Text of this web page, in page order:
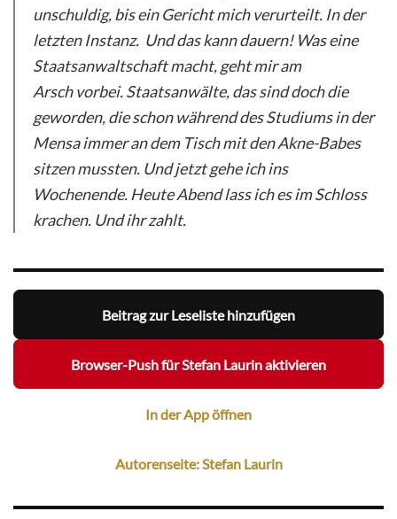
unschuldig, bis ein Gericht mich verurteilt. In der
letzten Instanz. Und das kann dauern! Was eine
Staatsanwaltschaft macht, geht mir am
Arsch vorbei. Staatsanwälte, das sind doch die
geworden, die schon während des Studiums in der
Mensa immer an dem Tisch mit den Akne-Babes
sitzen mussten. Und jetzt gehe ich ins
Wochenende. Heute Abend lass ich es im Schloss
krachen. Und ihr zahlt.
Beitrag zur Leseliste hinzufügen
Browser-Push für Stefan Laurin aktivieren
In der App öffnen
Autorenseite: Stefan Laurin